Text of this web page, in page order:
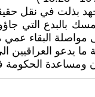
في نقل حقيقة
بالبدع
مواصلة البقاء عمي
يدعو العراقيين
ومساعدة